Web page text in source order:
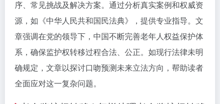
序、常见挑战及解决方案。通过分析真实案例和权威资
源，如《中华人民共和国民法典》，提供专业指导。文
章强调在党的领导下，中国不断完善老年人权益保护体
系，确保监护权转移过程合法、公正。如现行法律未明
确规定，文章以探讨口吻预测未来立法方向，帮助读者
全面应对这一复杂问题。